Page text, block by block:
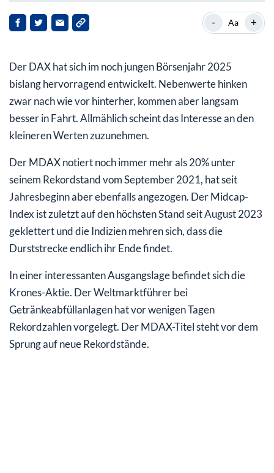
Weltmarktführer bei Getränkeabfüllanlagen
Starkes Trend-Signal lässt weitere Kurssteigerungen
erwarten
- Aa +
Der DAX hat sich im noch jungen Börsenjahr 2025
bislang hervorragend entwickelt. Nebenwerte hinken
zwar nach wie vor hinterher, kommen aber langsam
besser in Fahrt. Allmählich scheint das Interesse an den
kleineren Werten zuzunehmen.
Der MDAX notiert noch immer mehr als 20% unter
seinem Rekordstand vom September 2021, hat seit
Jahresbeginn aber ebenfalls angezogen. Der Midcap-
Index ist zuletzt auf den höchsten Stand seit August 2023
geklettert und die Indizien mehren sich, dass die
Durststrecke endlich ihr Ende findet.
In einer interessanten Ausgangslage befindet sich die
Krones-Aktie. Der Weltmarktführer bei
Getränkeabfüllanlagen hat vor wenigen Tagen
Rekordzahlen vorgelegt. Der MDAX-Titel steht vor dem
Sprung auf neue Rekordstände.